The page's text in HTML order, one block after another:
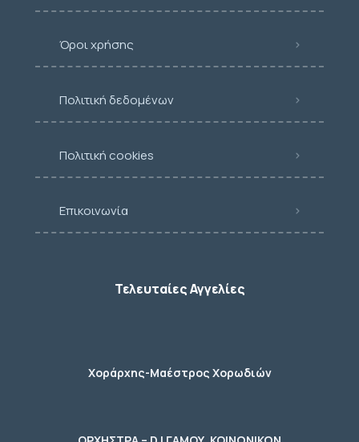
Όροι χρήσης
Πολιτική δεδομένων
Πολιτική cookies
Επικοινωνία
Τελευταίες Αγγελίες
Χοράρχης-Μαέστρος Χορωδιών